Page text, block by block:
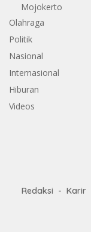
Mojokerto
Olahraga
Politik
Nasional
Internasional
Hiburan
Videos
Redaksi Karir